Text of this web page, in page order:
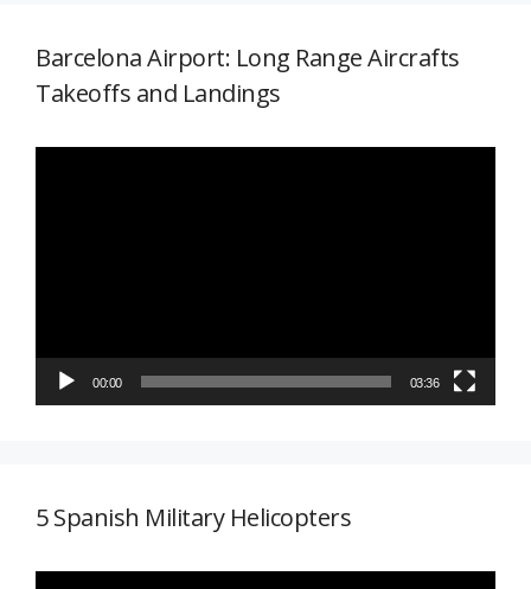
Barcelona Airport: Long Range Aircrafts
Takeoffs and Landings
00:00 03:36
5 Spanish Military Helicopters